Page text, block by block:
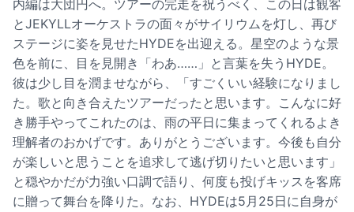
内編は大団円へ。ツアーの完走を祝うべく、この日は観客
とJEKYLLオーケストラの面々がサイリウムを灯し、再び
ステージに姿を見せたHYDEを出迎える。星空のような景
色を前に、目を見開き「わあ……」と言葉を失うHYDE。
彼は少し目を潤ませながら、「すごくいい経験になりまし
た。歌と向き合えたツアーだったと思います。こんなに好
き勝手やってこれたのは、雨の平日に集まってくれるよき
理解者のおかげです。ありがとうございます。今後も自分
が楽しいと思うことを追求して逃げ切りたいと思います」
と穏やかだが力強い口調で語り、何度も投げキッスを客席
に贈って舞台を降りた。なお、HYDEは5月25日に自身が